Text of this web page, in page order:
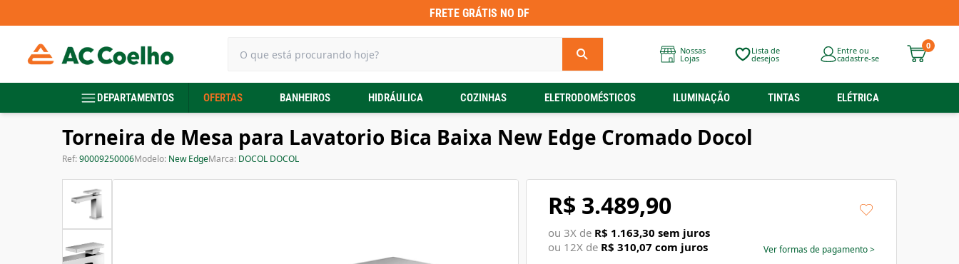
FRETE GRÁTIS NO DF
Nossas
Lojas
Lista de
desejos
Entre ou
cadastre-se
0
DEPARTAMENTOS OFERTAS BANHEIROS HIDRÁULICA COZINHAS ELETRODOMÉSTICOS ILUMINAÇÃO TINTAS ELÉTRICA
Torneira de Mesa para Lavatorio Bica Baixa New Edge Cromado Docol
Ref:90009250006Modelo: New EdgeMarca: DOCOL DOCOL
R$ 3.489,90
ou 3X de R$ 1.163,30 sem juros
ou 12X de R$ 310,07 com juros Ver formas de pagamento>